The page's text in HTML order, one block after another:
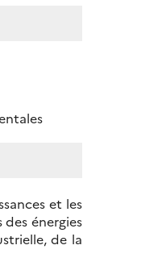
et les
énergies
de la